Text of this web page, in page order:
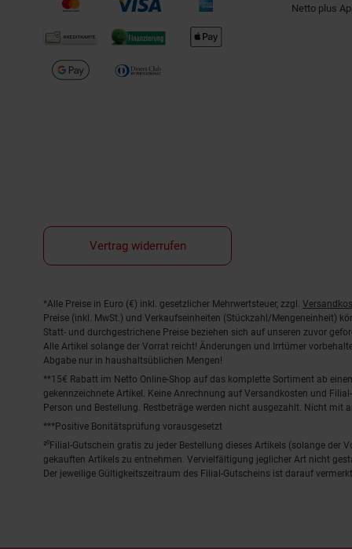
Netto plus
Vertrag widerrufen
Fußnoten
*Alle Preise in Euro (€) inkl. gesetzlicher Mehrwertsteuer, zzgl.
Preise (inkl. MwSt.) und Verkaufseinheiten (Stückzahl/Mengeneinheit)
Statt- und durchgestrichene Preise beziehen sich auf unseren zuvor
Alle Artikel solange der Vorrat reicht! Änderungen und Irrtümer
Abgabe nur in haushaltsüblichen Mengen!
**15€ Rabatt im Netto Online-Shop auf das komplette Sortiment ab
gekennzeichnete Artikel. Keine Anrechnung auf Versandkosten und
Person und Bestellung. Restbeträge werden nicht ausgezahlt. Nicht mit
***Positive Bonitätsprüfung vorausgesetzt
²⁰Filial-Gutschein gratis zu jeder Bestellung dieses Artikels (solange
gekauften Artikels zu entnehmen. Vervielfältigung jeglicher Art nicht
Der jeweilige Gültigkeitszeitraum des Filial-Gutscheins ist darauf